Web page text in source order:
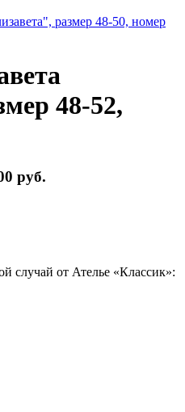
размер 48-50, номер
48-52,
руб.
случай от Ателье «Классик»: